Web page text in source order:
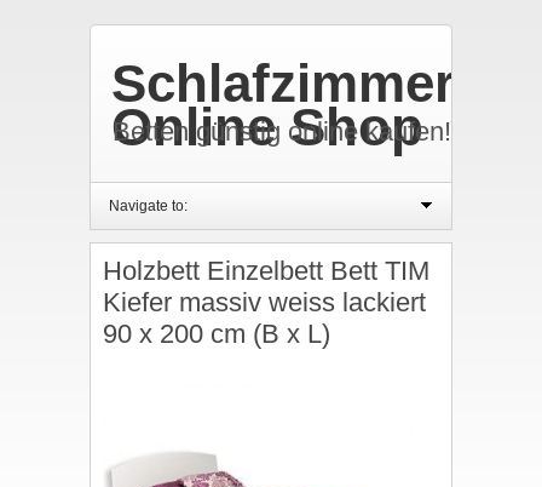
Schlafzimmer
Online Shop
Betten günstig online kaufen!
Navigate to:
Holzbett Einzelbett Bett TIM
Kiefer massiv weiss lackiert
90 x 200 cm (B x L)